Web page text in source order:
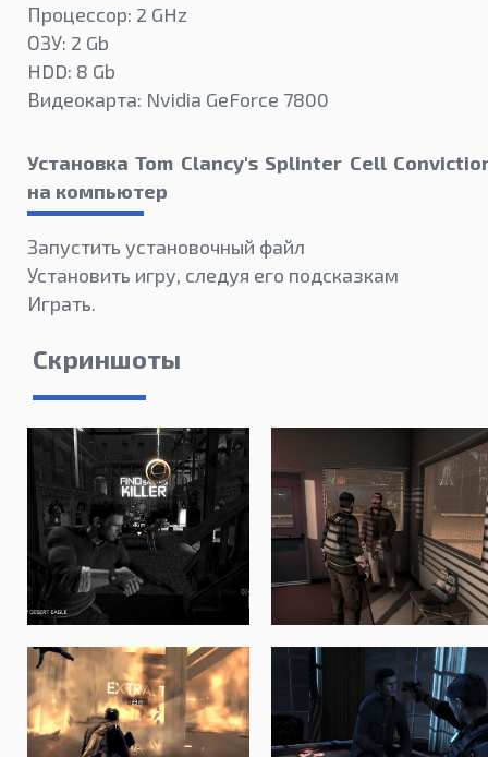
Процессор: 2 GHz
ОЗУ: 2 Gb
HDD: 8 Gb
Видеокарта: Nvidia GeForce 7800
Установка Tom Clancy's Splinter Cell
на компьютер
Запустить установочный файл
Установить игру, следуя его подсказкам
Играть.
Скриншоты